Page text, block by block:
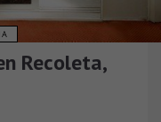
Recoleta,